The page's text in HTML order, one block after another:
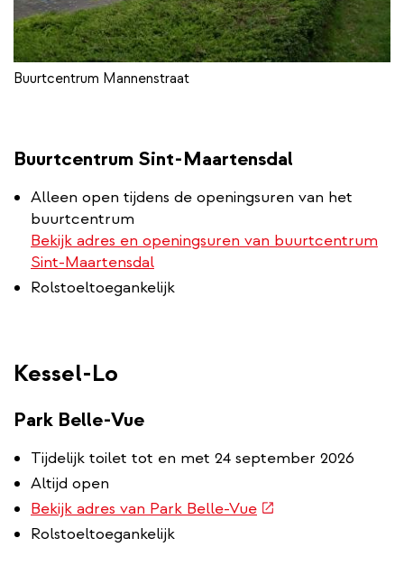
Buurtcentrum Mannenstraat
Buurtcentrum Sint-Maartensdal
Alleen open tijdens de openingsuren van het
buurtcentrum
Bekijk adres en openingsuren van buurtcentrum
Sint-Maartensdal
Rolstoeltoegankelijk
Kessel-Lo
Park Belle-Vue
Tijdelijk toilet tot en met 24 september 2026
Altijd open
Bekijk adres van Park Belle-Vue(externe
Rolstoeltoegankelijk